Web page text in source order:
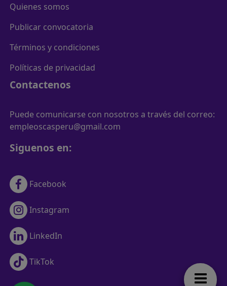
Quienes somos
Publicar convocatoria
Términos y condiciones
Políticas de privacidad
Contactenos
Puede comunicarse con nosotros a través del correo:
empleoscasperu@gmail.com
Siguenos en:
Facebook
Instagram
LinkedIn
TikTok